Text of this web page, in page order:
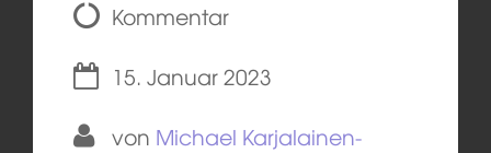
Kommentar
15. Januar 2023
von Michael Karjalainen-